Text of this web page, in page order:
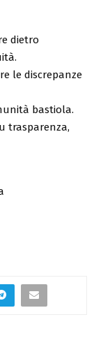
dietro
le discrepanze
bastiola.
trasparenza,